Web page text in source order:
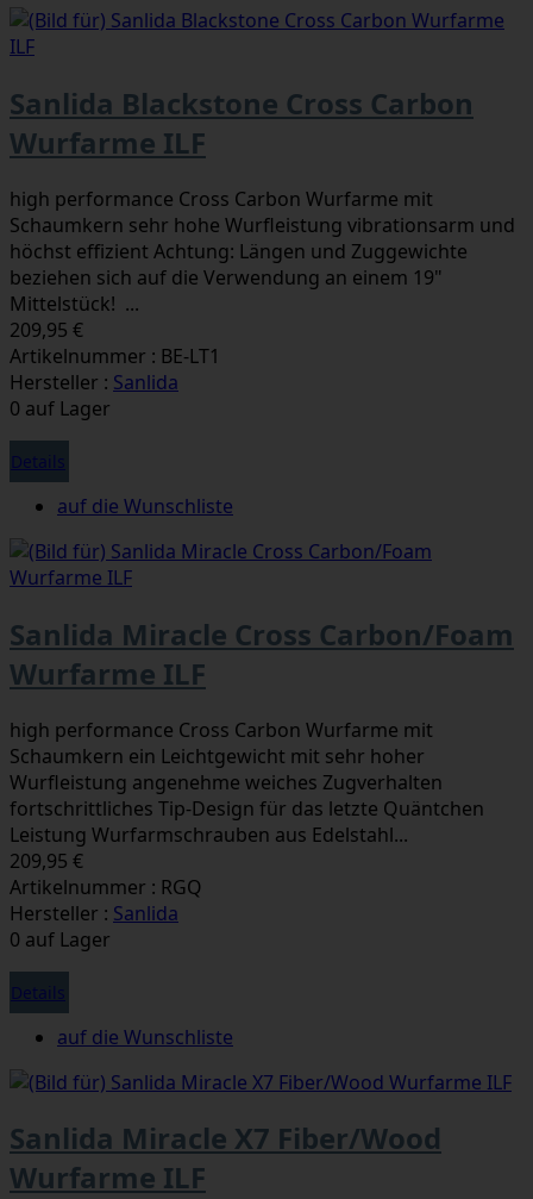
Sanlida Blackstone Cross Carbon
Wurfarme ILF
high performance Cross Carbon Wurfarme mit
Schaumkern sehr hohe Wurfleistung vibrationsarm und
höchst effizient Achtung: Längen und Zuggewichte
beziehen sich auf die Verwendung an einem 19"
Mittelstück! ...
209,95 €
Artikelnummer : BE-LT1
Hersteller : Sanlida
0 auf Lager
Details
auf die Wunschliste
Sanlida Miracle Cross Carbon/Foam
Wurfarme ILF
high performance Cross Carbon Wurfarme mit
Schaumkern ein Leichtgewicht mit sehr hoher
Wurfleistung angenehme weiches Zugverhalten
fortschrittliches Tip-Design für das letzte Quäntchen
Leistung Wurfarmschrauben aus Edelstahl...
209,95 €
Artikelnummer : RGQ
Hersteller : Sanlida
0 auf Lager
Details
auf die Wunschliste
Sanlida Miracle X7 Fiber/Wood
Wurfarme ILF